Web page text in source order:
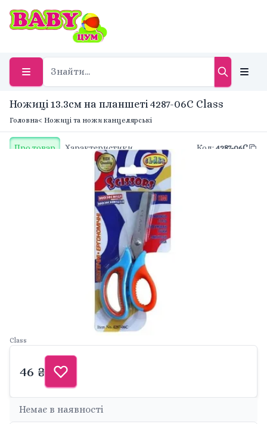
Ножиці 13.3см на планшеті 4287-06C Class
Головна< Ножиці та ножи канцелярські
Про товар Характеристики Код: 4287-06C
Class
46 ₴
Немає в наявності